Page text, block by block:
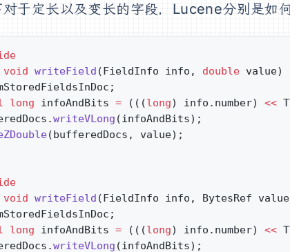
于定长以及变长的字段，Lucene分别是如何
void writeField (FieldInfo info, double value)
long infoAndBits = (((long) info.number) <<
writeVLong (infoAndBits);
(bufferedDocs, value);
void writeField (FieldInfo info, BytesRef
long infoAndBits = (((long) info.number) <<
writeVLong (infoAndBits);